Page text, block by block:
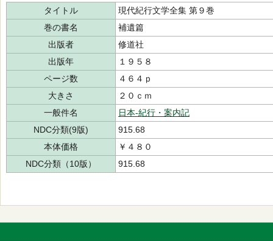
タイトル
現代紀行文学全集 第９巻
巻の書名
補遺篇
出版者
修道社
出版年
１９５８
ページ数
４６４ｐ
大きさ
２０ｃｍ
一般件名
日本-紀行・案内記
NDC分類(9版)
915.68
本体価格
￥４８０
NDC分類（10版）
915.68